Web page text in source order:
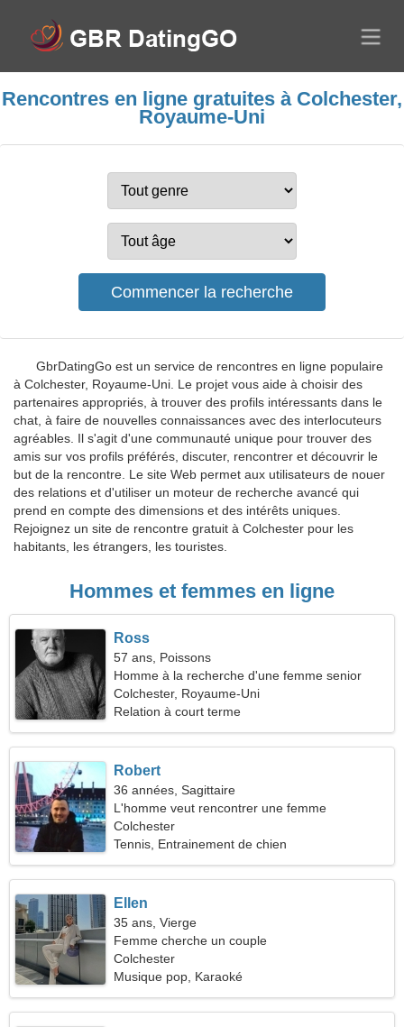
Rencontres en ligne gratuites à Colchester,
Royaume-Uni
GbrDatingGo est un service de rencontres en ligne populaire
à Colchester, Royaume-Uni. Le projet vous aide à choisir des
partenaires appropriés, à trouver des profils intéressants dans le
chat, à faire de nouvelles connaissances avec des interlocuteurs
agréables. Il s'agit d'une communauté unique pour trouver des
amis sur vos profils préférés, discuter, rencontrer et découvrir le
but de la rencontre. Le site Web permet aux utilisateurs de nouer
des relations et d'utiliser un moteur de recherche avancé qui
prend en compte des dimensions et des intérêts uniques.
Rejoignez un site de rencontre gratuit à Colchester pour les
habitants, les étrangers, les touristes.
Hommes et femmes en ligne
Ross
57 ans, Poissons
Homme à la recherche d'une femme senior
Colchester, Royaume-Uni
Relation à court terme
Robert
36 années, Sagittaire
L'homme veut rencontrer une femme
Colchester
Tennis, Entrainement de chien
Ellen
35 ans, Vierge
Femme cherche un couple
Colchester
Musique pop, Karaoké